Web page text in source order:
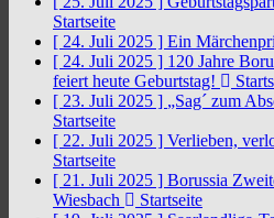
Startseite
[ 24. Juli 2025 ] Ein
[ 24. Juli 2025 ] 120 Jahre
feiert heute Geburtstag!
[ 23. Juli 2025 ] „Sag´ zum
Startseite
[ 22. Juli 2025 ] Verlieben,
Startseite
[ 21. Juli 2025 ] Borussia
Wiesbach
Startseite